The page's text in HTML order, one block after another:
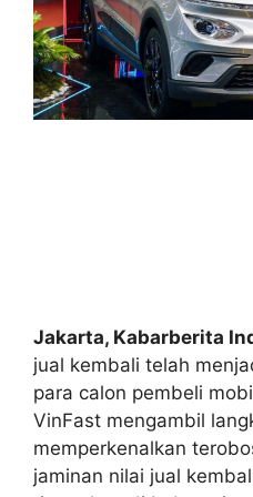
Jakarta, Kabarberita
jual kembali telah
para calon pembeli
VinFast mengambil
memperkenalkan
jaminan nilai jual